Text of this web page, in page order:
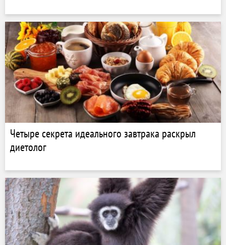
Четыре секрета идеального завтрака раскрыл
диетолог